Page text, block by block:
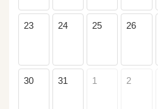
23 24 25 26
30 31 1 2